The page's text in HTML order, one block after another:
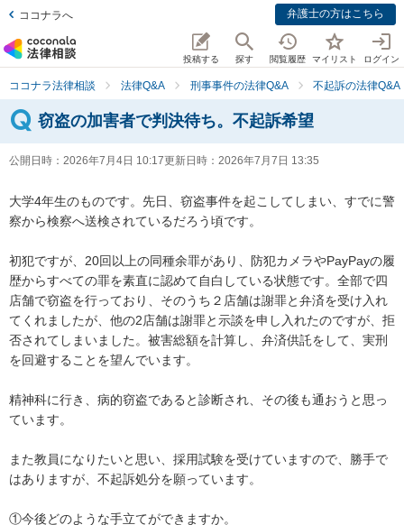
ココナラへ 弁護士の方はこちら
投稿する 探す 閲覧履歴 マイリスト ログイン
ココナラ法律相談 法律Q&A 刑事事件の法律Q&A 不起訴の法律Q&A
窃盗の加害者で判決待ち。不起訴希望
公開日時： 2026年7月4日 10:17更新日時： 2026年7月7日 13:35
大学4年生のものです。先日、窃盗事件を起こしてしまい、すでに警
察から検察へ送検されているだろう頃です。
初犯ですが、20回以上の同種余罪があり、防犯カメラやPayPayの履
歴からすべての罪を素直に認めて自白している状態です。全部で四
店舗で窃盗を行っており、そのうち２店舗は謝罪と弁済を受け入れ
てくれましたが、他の2店舗は謝罪と示談を申し入れたのですが、拒
否されてしまいました。被害総額を計算し、弁済供託をして、実刑
を回避することを望んでいます。
精神科に行き、病的窃盗であると診断され、その後も通おうと思っ
ています。
また教員になりたいと思い、採用試験を受けていますので、勝手で
はありますが、不起訴処分を願っています。
①今後どのような手立てができますか。